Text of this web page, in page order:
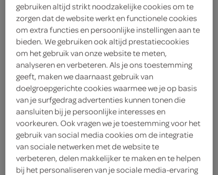
Lokale Bakker
slagroomtaart 12 pers.
Lokale Bakker
26.
40
1 Stuks
Let op: aanbiedingen zijn niet zichtbaar bij de
producten, maar worden wél automatisch
gebruiken altijd strikt noodzakelijke cookies om te
zorgen dat de website werkt en functionele cookies
om extra functies en persoonlijke instellingen aan te
bieden. We gebruiken ook altijd prestatiecookies
om het gebruik van onze website te meten,
analyseren en verbeteren. Als je ons toestemming
geeft, maken we daarnaast gebruik van
doelgroepgerichte cookies waarmee we je op basis
van je surfgedrag advertenties kunnen tonen die
aansluiten bij je persoonlijke interesses en
voorkeuren. Ook vragen we je toestemming voor het
gebruik van social media cookies om de integratie
van sociale netwerken met de website te
verbeteren, delen makkelijker te maken en te helpen
bij het personaliseren van je sociale media-ervaring